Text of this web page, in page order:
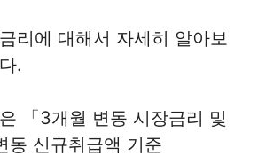
리에 대해서 자세히 알아보
.
「3개월 변동 시장금리 및
동 신규취급액 기준